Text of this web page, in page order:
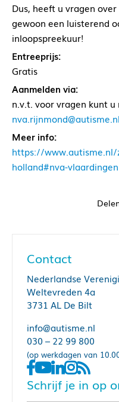
Dus, heeft u vragen
gewoon een luisterend
inloopspreekuur!
Entreeprijs:
Gratis
Aanmelden via:
n.v.t. voor vragen kunt
nva.rijnmond@autisme.nl
Meer info:
https://www.autisme.nl/
holland#nva-vlaardingen
Contact
Nederlandse
Weltevreden 4a
3731 AL De Bilt
info@autisme.nl
030 – 22 99 800
(op werkdagen van
Schrijf je in op